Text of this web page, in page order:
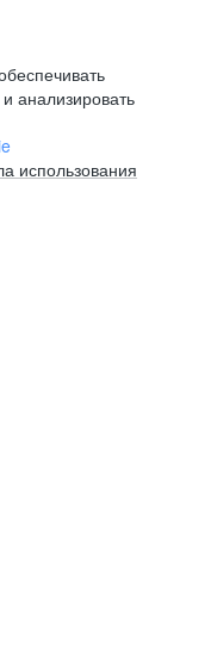
анализировать
использования